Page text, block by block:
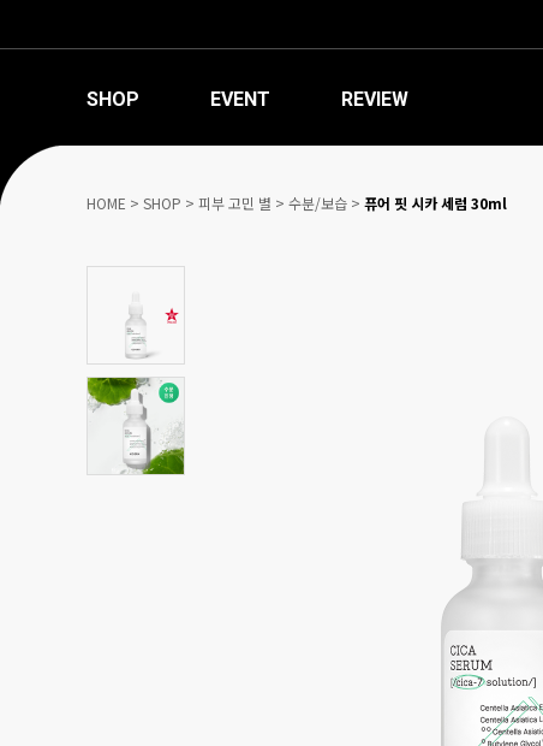
SHOP EVENT REVIEW
HOME > SHOP > 피부 고민 별 > 수분/보습 > 퓨어 핏 시카 세럼 30ml